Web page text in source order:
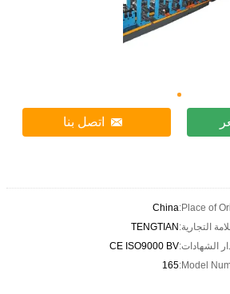
اتصل بنا
Place of
China
التجارية:TENGTIAN
الشهادات:CE ISO9000 BV
Model
165